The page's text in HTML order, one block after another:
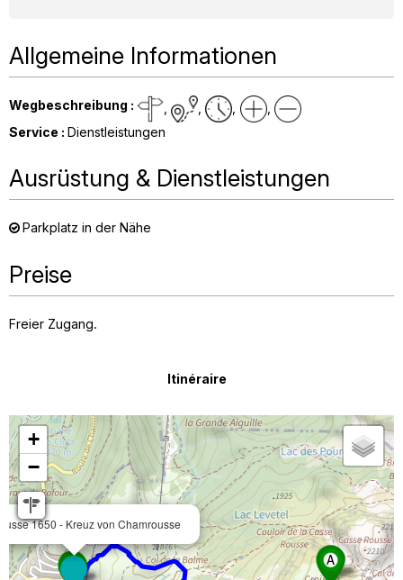
Allgemeine Informationen
Wegbeschreibung :
Service : Dienstleistungen
Ausrüstung & Dienstleistungen
Parkplatz in der Nähe
Preise
Freier Zugang.
Itinéraire
1650 - Kreuz von Chamrousse
+
−